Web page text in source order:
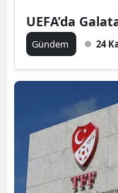
UEFA’da
Gündem 24